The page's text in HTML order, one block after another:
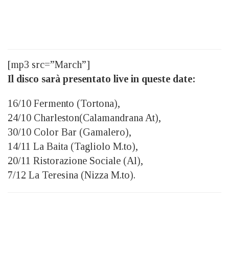
[mp3 src=”March”]
Il disco sarà presentato live in queste date:
16/10 Fermento (Tortona),
24/10 Charleston(Calamandrana At),
30/10 Color Bar (Gamalero),
14/11 La Baita (Tagliolo M.to),
20/11 Ristorazione Sociale (Al),
7/12 La Teresina (Nizza M.to).